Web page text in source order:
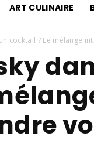
ART CULINAIRE
cocktail ? Le mélange